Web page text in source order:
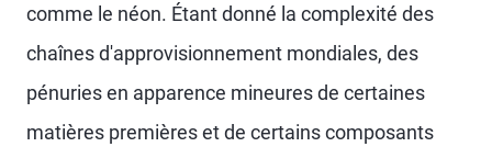
comme le néon. Étant donné la complexité des
chaînes d'approvisionnement mondiales, des
pénuries en apparence mineures de certaines
matières premières et de certains composants